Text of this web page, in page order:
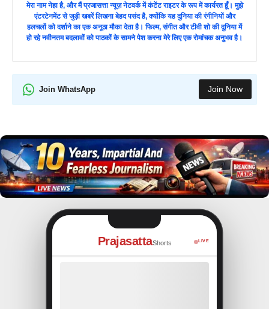
मेरा नाम नेहा है, और मैं प्रजासत्ता न्यूज़ नेटवर्क में कंटेंट राइटर के रूप में कार्यरत हूँ। मुझे
एंटरटेनमेंट से जुड़ी खबरें लिखना बेहद पसंद है, क्योंकि यह दुनिया की रंगीनियों और
हलचलों को दर्शाने का एक अनूठा मौका देता है। फिल्म, संगीत और टीवी शो की दुनिया में
हो रहे नवीनतम बदलावों को पाठकों के सामने पेश करना मेरे लिए एक रोमांचक अनुभव है।
Join WhatsApp Join Now
PrajasattaShorts LIVE